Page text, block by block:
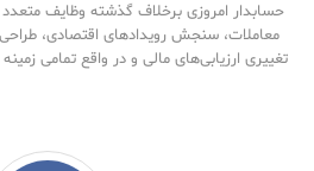
حسابدار امروزی برخلاف گذشته وظایف
معاملات، سنجش رویدادهای اقتصادی،
تغییری ارزیابی‌های مالی و در واقع تمامی